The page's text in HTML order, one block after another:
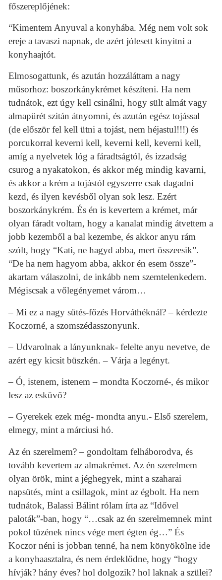
főszereplőjének:
“Kimentem Anyuval a konyhába. Még nem volt sok
ereje a tavaszi napnak, de azért jólesett kinyitni a
konyhaajtót.
Elmosogattunk, és azután hozzáláttam a nagy
műsorhoz: boszorkánykrémet készíteni. Ha nem
tudnátok, ezt úgy kell csinálni, hogy sült almát vagy
almapürét szitán átnyomni, és azután egész tojással
(de először fel kell ütni a tojást, nem héjastul!!!) és
porcukorral keverni kell, keverni kell, keverni kell,
amíg a nyelvetek lóg a fáradtságtól, és izzadság
csurog a nyakatokon, és akkor még mindig kavarni,
és akkor a krém a tojástól egyszerre csak dagadni
kezd, és ilyen kevésből olyan sok lesz. Ezért
boszorkánykrém. És én is kevertem a krémet, már
olyan fáradt voltam, hogy a kanalat mindig átvettem a
jobb kezemből a bal kezembe, és akkor anyu rám
szólt, hogy “Kati, ne hagyd abba, mert összeesik”.
“De ha nem hagyom abba, akkor én esem össze”-
akartam válaszolni, de inkább nem szemtelenkedem.
Mégiscsak a vőlegényemet várom…
– Mi ez a nagy sütés-főzés Horváthéknál? – kérdezte
Koczorné, a szomszédasszonyunk.
– Udvarolnak a lányunknak- felelte anyu nevetve, de
azért egy kicsit büszkén. – Várja a legényt.
– Ó, istenem, istenem – mondta Koczorné-, és mikor
lesz az esküvő?
– Gyerekek ezek még- mondta anyu.- Első szerelem,
elmegy, mint a márciusi hó.
Az én szerelmem? – gondoltam felháborodva, és
tovább kevertem az almakrémet. Az én szerelmem
olyan örök, mint a jéghegyek, mint a szaharai
napsütés, mint a csillagok, mint az égbolt. Ha nem
tudnátok, Balassi Bálint rólam írta az “Idővel
paloták”-ban, hogy “…csak az én szerelmemnek mint
pokol tüzének nincs vége mert égten ég…” És
Koczor néni is jobban tenné, ha nem könyökölne ide
a konyhaasztalra, és nem érdeklődne, hogy “hogy
hívják? hány éves? hol dolgozik? hol laknak a szülei?